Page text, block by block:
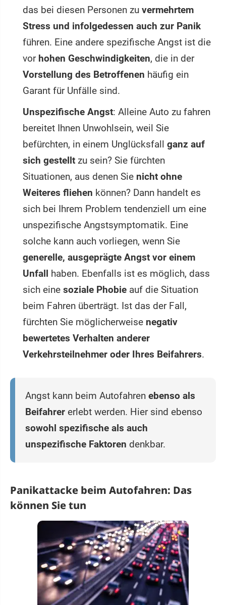
das bei diesen Personen zu vermehrtem
Stress und infolgedessen auch zur Panik
führen. Eine andere spezifische Angst ist die
vor hohen Geschwindigkeiten, die in der
Vorstellung des Betroffenen häufig ein
Garant für Unfälle sind.
Unspezifische Angst: Alleine Auto zu fahren
bereitet Ihnen Unwohlsein, weil Sie
befürchten, in einem Unglücksfall ganz auf
sich gestellt zu sein? Sie fürchten
Situationen, aus denen Sie nicht ohne
Weiteres fliehen können? Dann handelt es
sich bei Ihrem Problem tendenziell um eine
unspezifische Angstsymptomatik. Eine
solche kann auch vorliegen, wenn Sie
generelle, ausgeprägte Angst vor einem
Unfall haben. Ebenfalls ist es möglich, dass
sich eine soziale Phobie auf die Situation
beim Fahren überträgt. Ist das der Fall,
fürchten Sie möglicherweise negativ
bewertetes Verhalten anderer
Verkehrsteilnehmer oder Ihres Beifahrers.
Angst kann beim Autofahren ebenso als
Beifahrer erlebt werden. Hier sind ebenso
sowohl spezifische als auch
unspezifische Faktoren denkbar.
Panikattacke beim Autofahren: Das
können Sie tun